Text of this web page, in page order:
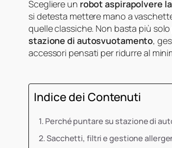
Scegliere un robot aspirapolvere
si detesta mettere mano a
quelle classiche. Non basta più
stazione di autosvuotamento,
accessori pensati per ridurre al
Indice dei Contenuti
Perché puntare su stazione di
Sacchetti, filtri e gestione